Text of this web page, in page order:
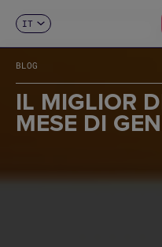
EN
FR
DE
IT
PT
BLOG
IL MIGLIOR
MESE DI